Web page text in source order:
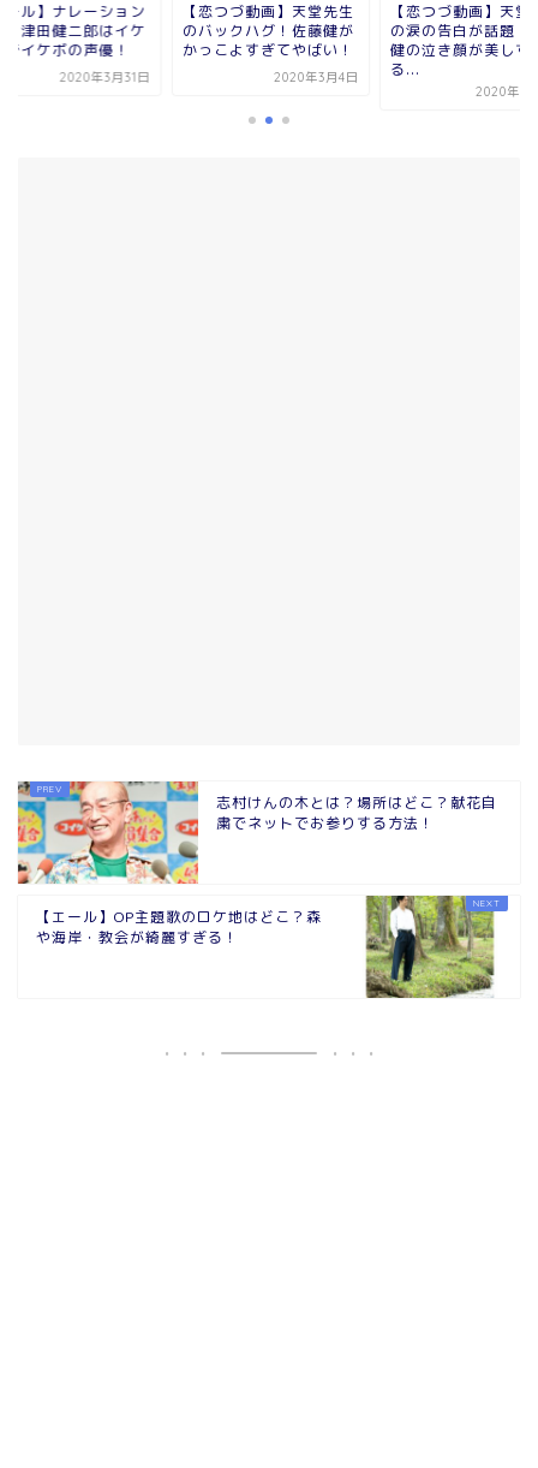
つづ動画】天堂先生
ックハグ！佐藤健が
よすぎてやばい！
2020年3月4日
【恋つづ動画】天堂先生
の涙の告白が話題！佐藤
健の泣き顔が美しすぎ
【エール】ナレーシ
は誰？津田健二郎は
メンでイケボの声優
志村けんの木とは？場所はどこ？献花自
粛でネットでお参りする方法！
【エール】OP主題歌のロケ地はどこ？森
や海岸・教会が綺麗すぎる！